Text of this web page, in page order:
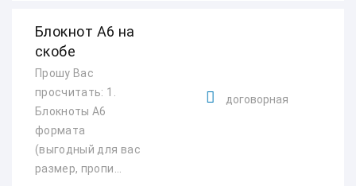
Блокнот А6 на
скобе
Прошу Вас
просчитать: 1.
Блокноты А6
формата
(выгодный для вас
размер, пропи...
договорная